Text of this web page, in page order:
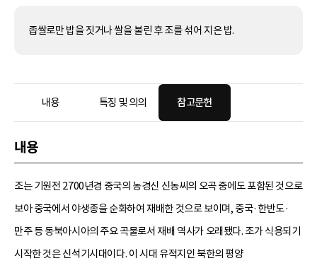
좁쌀로만 밥을 짓거나 쌀을 불린 후 조를 섞어 지은 밥.
내용 특징 및 의의 참고문헌
내용
조는 기원전 2700년경 중국의 농경신 신농씨의 오곡 중에도 포함된 것으로
보아 중국에서 야생종을 순화하여 재배한 것으로 보이며, 중국·한반도·
만주 등 동북아시아의 주요 곡물로서 재배 역사가 오래됐다. 조가 식용되기
시작한 것은 신석기시대이다. 이 시대 유적지인 북한의 평양